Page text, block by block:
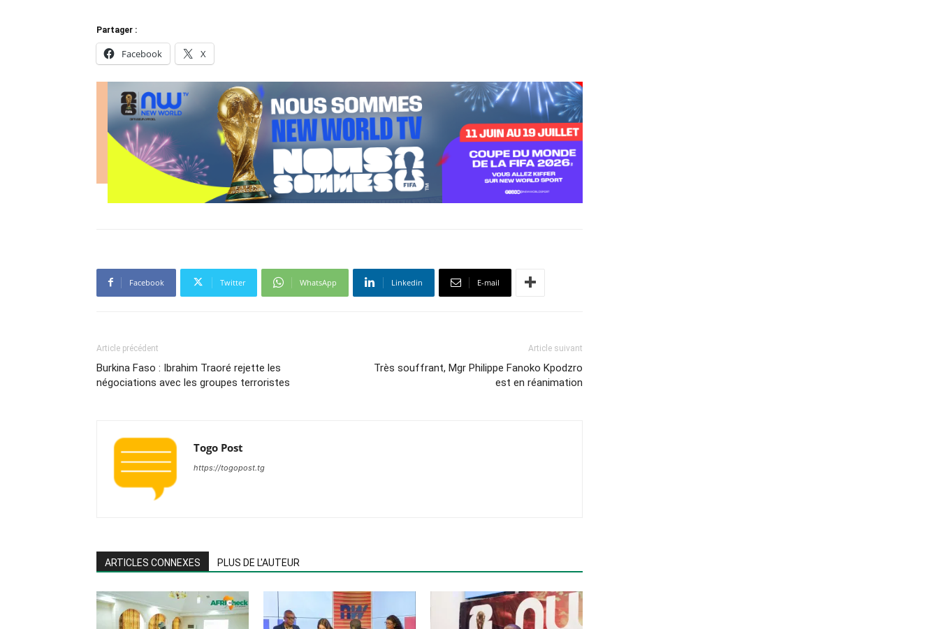
Partager :
Facebook X
Facebook Twitter WhatsApp Linkedin E-mail
Article précédent
Burkina Faso : Ibrahim Traoré rejette les
négociations avec les groupes terroristes
Article suivant
Très souffrant, Mgr Philippe Fanoko Kpodzro
est en réanimation
Togo Post
https://togopost.tg
ARTICLES CONNEXES PLUS DE L'AUTEUR